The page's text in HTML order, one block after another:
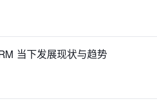
当下发展现状与趋势